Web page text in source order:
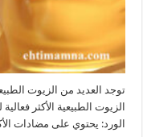
توجد العديد من الزيوت
الزيوت الطبيعية الأكثر
الورد: يحتوي على مضادات